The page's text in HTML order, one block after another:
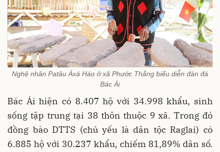
Nghệ nhân Patâu Áxá Háo ở xã Phước Thắng biểu diễn đàn đá
Bác Ái
Bác Ái hiện có 8.407 hộ với 34.998 khẩu, sinh
sống tập trung tại 38 thôn thuộc 9 xã. Trong đó
đồng bào DTTS (chủ yếu là dân tộc Raglai) có
6.885 hộ với 30.237 khẩu, chiếm 81,89% dân số.